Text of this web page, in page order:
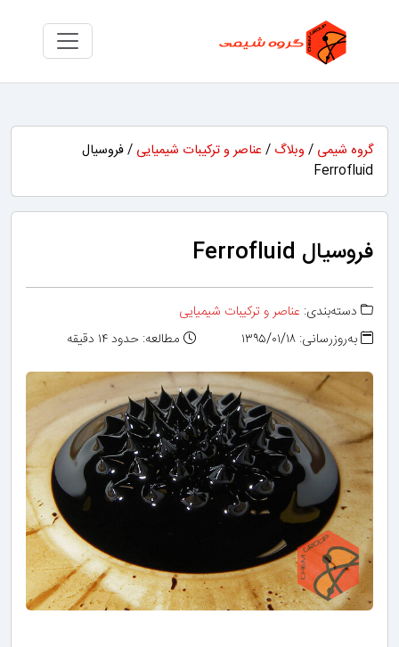
گروه شیمی / وبلاگ / عناصر و ترکیبات شیمیایی / فروسیال
Ferrofluid
فروسیال Ferrofluid
دسته‌بندی: عناصر و ترکیبات شیمیایی
به‌روزرسانی: ۱۳۹۵/۰۱/۱۸
مطالعه: حدود ۱۴ دقیقه